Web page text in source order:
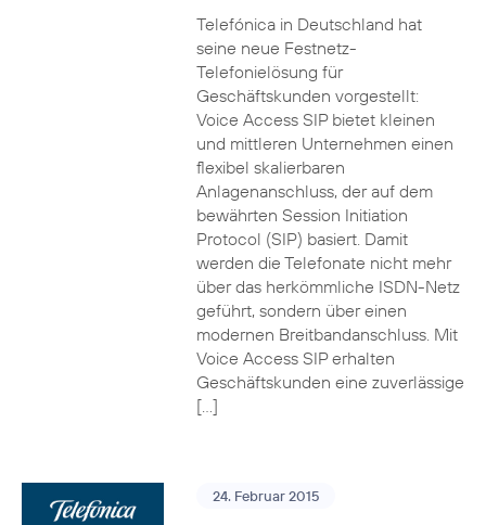
Telefónica in Deutschland hat
seine neue Festnetz-
Telefonielösung für
Geschäftskunden vorgestellt:
Voice Access SIP bietet kleinen
und mittleren Unternehmen einen
flexibel skalierbaren
Anlagenanschluss, der auf dem
bewährten Session Initiation
Protocol (SIP) basiert. Damit
werden die Telefonate nicht mehr
über das herkömmliche ISDN-Netz
geführt, sondern über einen
modernen Breitbandanschluss. Mit
Voice Access SIP erhalten
Geschäftskunden eine zuverlässige
[…]
24. Februar 2015